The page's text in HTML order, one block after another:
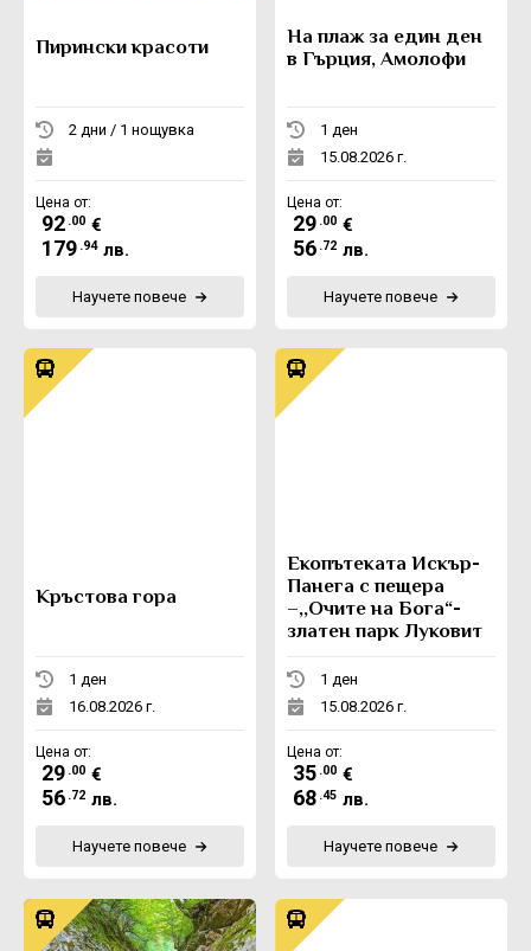
Пирински красоти
2 дни / 1 нощувка
Цена от:
92 .00 €
179 .94 лв.
Научете повече
На плаж за един ден
в Гърция, Амолофи
1 ден
15.08.2026 г.
Цена от:
29 .00 €
56 .72 лв.
Научете повече
Кръстова гора
1 ден
16.08.2026 г.
Цена от:
29 .00 €
56 .72 лв.
Научете повече
Eкопътеката Искър-
Панега с пещера
–,,Очите на Бога“-
златен парк Луковит
1 ден
15.08.2026 г.
Цена от:
35 .00 €
68 .45 лв.
Научете повече